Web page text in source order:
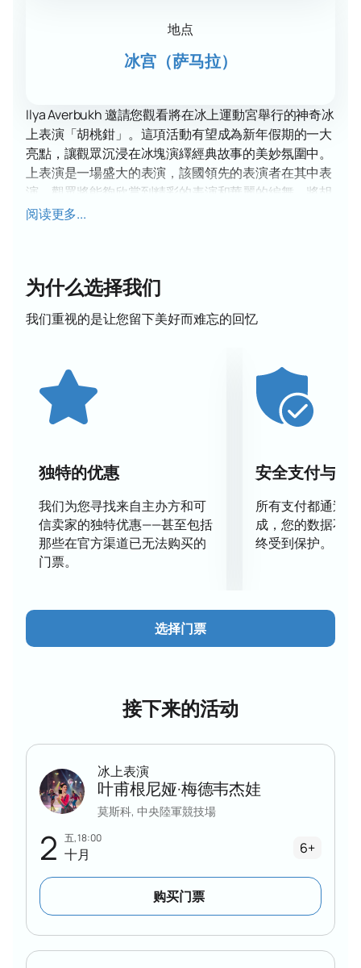
地点
冰宫（萨马拉）
Ilya Averbukh 邀請您觀看將在冰上運動宮舉行的神奇冰
上表演「胡桃鉗」。這項活動有望成為新年假期的一大
亮點，讓觀眾沉浸在冰塊演繹經典故事的美妙氛圍中。
上表演是一場盛大的表演，該國領先的表演者在其中表
演。觀眾將能夠欣賞到精彩的表演和華麗的編舞，將胡
桃夾子和老鼠王的著名故事帶入生活。音樂伴奏、燈光
適的地點，然後點擊幾下即可購買。在我們的網站上
買門票 是您邁向奇妙冰上冒險的一步。參觀胡桃鉗冰上
表演，為全家人營造節日氣氛！
阅读更多...
为什么选择我们
我们重视的是让您留下美好而难忘的回忆
独特的优惠
我们为您寻找来自主办方和可
信卖家的独特优惠——甚至包括
那些在官方渠道已无法购买的
门票。
安全支付与数
所有支付都通过
成，您的数据不
终受到保护。
选择门票
接下来的活动
2 五, 18:00
十月
冰上表演
叶甫根尼娅·梅德韦杰娃
莫斯科, 中央陸軍競技場
6+
购买门票